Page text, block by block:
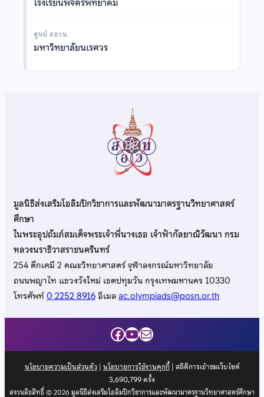
โรงเรียนพิจิตรพิทยาคม
ศูนย์ สอวน.
มหาวิทยาลัยนเรศวร
มูลนิธิส่งเสริมโอลิมปิกวิชาการและพัฒนามาตรฐานวิทยาศาสตร์
ศึกษา
ในพระอุปถัมภ์สมเด็จพระเจ้าพี่นางเธอ เจ้าฟ้ากัลยาณิวัฒนา กรม
หลวงนราธิวาสราชนครินทร์
254 ตึกเคมี 2 คณะวิทยาศาสตร์ จุฬาลงกรณ์มหาวิทยาลัย
ถนนพญาไท แขวงวังใหม่ เขตปทุมวัน กรุงเทพมหานคร 10330
โทรศัพท์0 2252 8916อีเมลac.olympiads@posn.or.th
Facebook
YouTube
Mail
นโยบายความเป็นส่วนตัว| นโยบายการใช้งานคุกกี้| สถิติการเข้าชมเว็บไซต์
3,690,799ครั้ง
สงวนลิขสิทธิ์ © 2026 มูลนิธิส่งเสริมโอลิมปิกวิชาการและพัฒนามาตรฐานวิทยาศาสตร์ศึกษา